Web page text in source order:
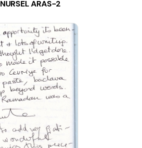
NURSEL ARAS-2